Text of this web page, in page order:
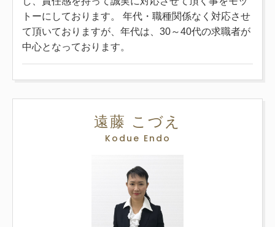
トーにしております。 年代・職種関係なく対応させ
て頂いておりますが、年代は、30～40代の求職者が
中心となっております。
遠藤 こづえ
Kodue Endo